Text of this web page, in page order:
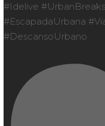
#Idelive
#EscapadaUrbana
#DescansoUrbano